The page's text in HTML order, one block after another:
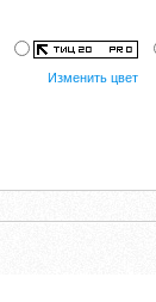
Изменить цвет